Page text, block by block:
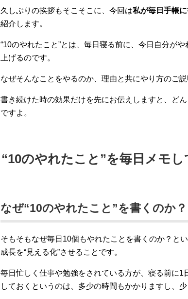
久しぶりの挨拶もそこそこに、今回は私が毎日手帳
紹介します。
“10のやれたこと”とは、毎日寝る前に、今日自分が
上げるのです。
なぜそんなことをやるのか、理由と共にやり方のご説
書き続けた時の効果だけを先にお伝えしますと、ど
ですよ。
“10のやれたこと”を毎日メモし
なぜ“10のやれたこと”を書くのか？
そもそもなぜ毎日10個もやれたことを書くのか？と
成長を“見える化”させることです。
毎日忙しく仕事や勉強をされている方が、寝る前に
しておくというのは、多少の時間もかかりますし、